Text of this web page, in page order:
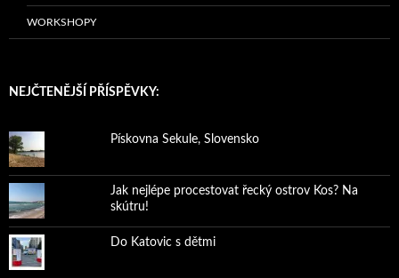
WORKSHOPY
NEJČTENĚJŠÍ PŘÍSPĚVKY:
Pískovna Sekule, Slovensko
Jak nejlépe procestovat řecký ostrov Kos? Na
skútru!
Do Katovic s dětmi